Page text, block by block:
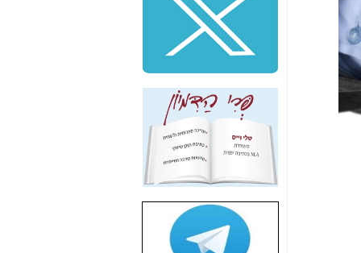
שלמה פילבר (עד
לאחרונה מנכ"ל משרד
התקשורת) - עד
מדינה? הצחקתם
"יש אפליה בחקירה"?
חשיפה: למה השר
משה כחלון לא נחקר
עד היום? -
כאן
חשיפת חשד לשחיתות
הדומה לזו של "תיק
הסלולר -כאן
חשיפת מה שלא